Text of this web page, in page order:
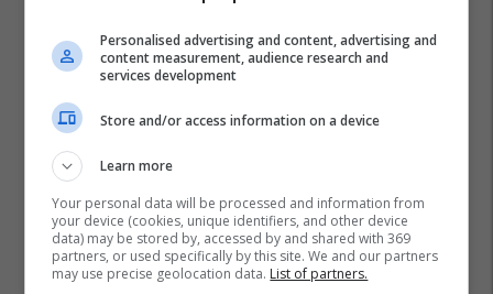
Çmimet E Naftës
Personalised advertising and content, advertising and
content measurement, audience research and
services development
Store and/or access information on a device
Learn more
Your personal data will be processed and information from
your device (cookies, unique identifiers, and other device
data) may be stored by, accessed by and shared with 369
partners, or used specifically by this site. We and our partners
may use precise geolocation data. List of partners.